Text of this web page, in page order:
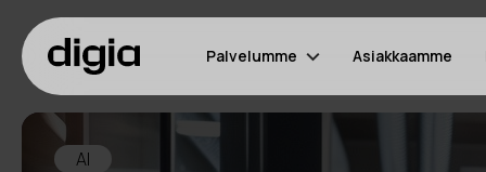
Palvelumme Asiakkaamme
AI